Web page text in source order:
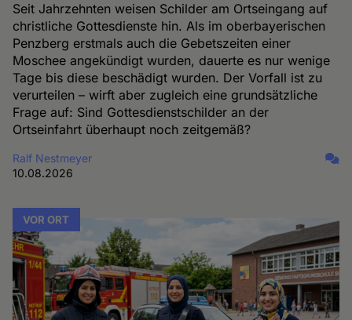
Seit Jahrzehnten weisen Schilder am Ortseingang auf
christliche Gottesdienste hin. Als im oberbayerischen
Penzberg erstmals auch die Gebetszeiten einer
Moschee angekündigt wurden, dauerte es nur wenige
Tage bis diese beschädigt wurden. Der Vorfall ist zu
verurteilen – wirft aber zugleich eine grundsätzliche
Frage auf: Sind Gottesdienstschilder an der
Ortseinfahrt überhaupt noch zeitgemäß?
Ralf Nestmeyer
10.08.2026
VOR ORT